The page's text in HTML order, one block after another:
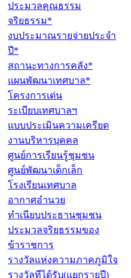
ประมวลคุณธรรม
จริยธรรม*
งบประมาณรายจ่ายประจำ
ปี*
สถานะทางการคลัง*
แผนพัฒนาเทศบาล*
โครงการเด่น
ระเบียบเทศบาลฯ
แบบประเมินความเครียด
งานบริหารบุคคล
ศูนย์การเรียนรู้ชุมชน
ศูนย์พัฒนาเด็กเล็ก
โรงเรียนเทศบาล
อากาศอำนวย
ทำเนียบประธานชุมชน
ประมวลจริยธรรมของ
ข้าราชการ
รางวัลแห่งความภาคภูมิใจ
รางวัลทีได้รับ(แยกรายปี)